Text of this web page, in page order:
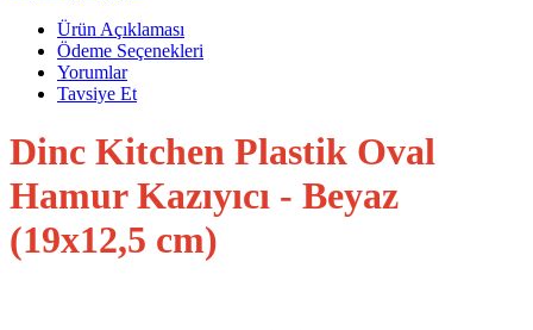
Ürün Açıklaması
Ödeme Seçenekleri
Yorumlar
Tavsiye Et
Dinc Kitchen Plastik Oval
Hamur Kazıyıcı - Beyaz
(19x12,5 cm)